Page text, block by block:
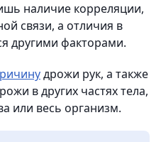
наличие корреляции,
связи, а отличия в
другими факторами.
дрожи рук, а также
в других частях тела,
или весь организм.